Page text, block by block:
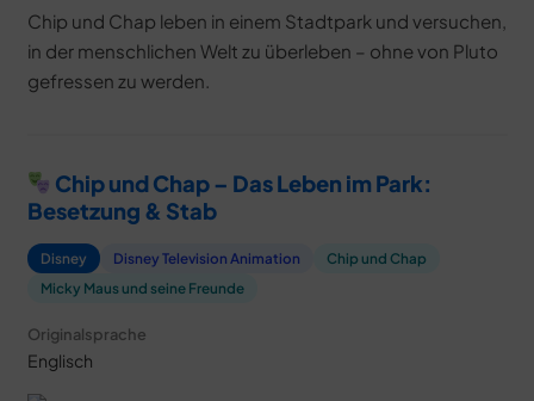
Chip und Chap leben in einem Stadtpark und versuchen,
in der menschlichen Welt zu überleben – ohne von Pluto
gefressen zu werden.
Chip und Chap – Das Leben im Park:
Besetzung & Stab
Disney Disney Television Animation
Chip und Chap
Micky Maus und seine Freunde
Originalsprache
Englisch